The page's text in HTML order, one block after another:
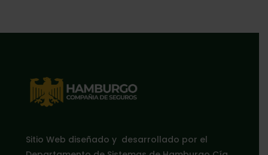
Sitio Web diseñado y desarrollado por el